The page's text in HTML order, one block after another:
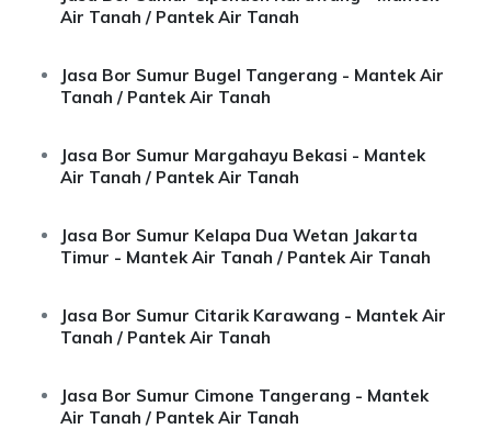
Air Tanah / Pantek Air Tanah
Jasa Bor Sumur Bugel Tangerang - Mantek Air
Tanah / Pantek Air Tanah
Jasa Bor Sumur Margahayu Bekasi - Mantek
Air Tanah / Pantek Air Tanah
Jasa Bor Sumur Kelapa Dua Wetan Jakarta
Timur - Mantek Air Tanah / Pantek Air Tanah
Jasa Bor Sumur Citarik Karawang - Mantek Air
Tanah / Pantek Air Tanah
Jasa Bor Sumur Cimone Tangerang - Mantek
Air Tanah / Pantek Air Tanah